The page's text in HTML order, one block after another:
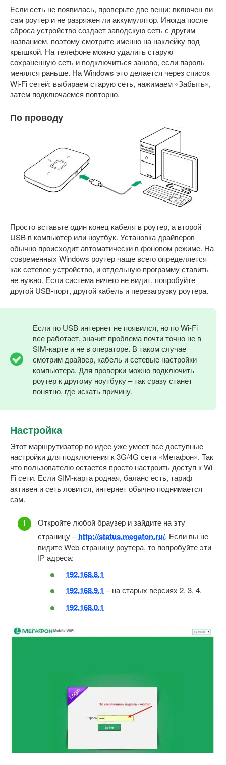
Если сеть не появилась, проверьте две вещи: включен ли
сам роутер и не разряжен ли аккумулятор. Иногда после
сброса устройство создает заводскую сеть с другим
названием, поэтому смотрите именно на наклейку под
крышкой. На телефоне можно удалить старую
сохраненную сеть и подключиться заново, если пароль
менялся раньше. На Windows это делается через список
Wi-Fi сетей: выбираем старую сеть, нажимаем «Забыть»,
затем подключаемся повторно.
По проводу
Просто вставьте один конец кабеля в роутер, а второй
USB в компьютер или ноутбук. Установка драйверов
обычно происходит автоматически в фоновом режиме. На
современных Windows роутер чаще всего определяется
как сетевое устройство, и отдельную программу ставить
не нужно. Если система ничего не видит, попробуйте
другой USB-порт, другой кабель и перезагрузку роутера.
Если по USB интернет не появился, но по Wi-Fi
все работает, значит проблема почти точно не в
SIM-карте и не в операторе. В таком случае
смотрим драйвер, кабель и сетевые настройки
компьютера. Для проверки можно подключить
роутер к другому ноутбуку – так сразу станет
понятно, где искать причину.
Настройка
Этот маршрутизатор по идее уже умеет все доступные
настройки для подключения к 3G/4G сети «Мегафон». Так
что пользователю остается просто настроить доступ к Wi-
Fi сети. Если SIM-карта родная, баланс есть, тариф
активен и сеть ловится, интернет обычно поднимается
сам.
Откройте любой браузер и зайдите на эту
страницу –http://status.megafon.ru/. Если вы не
видите Web-страницу роутера, то попробуйте эти
IP адреса:
192.168.8.1
192.168.9.1 – на старых версиях 2, 3, 4.
192.168.0.1